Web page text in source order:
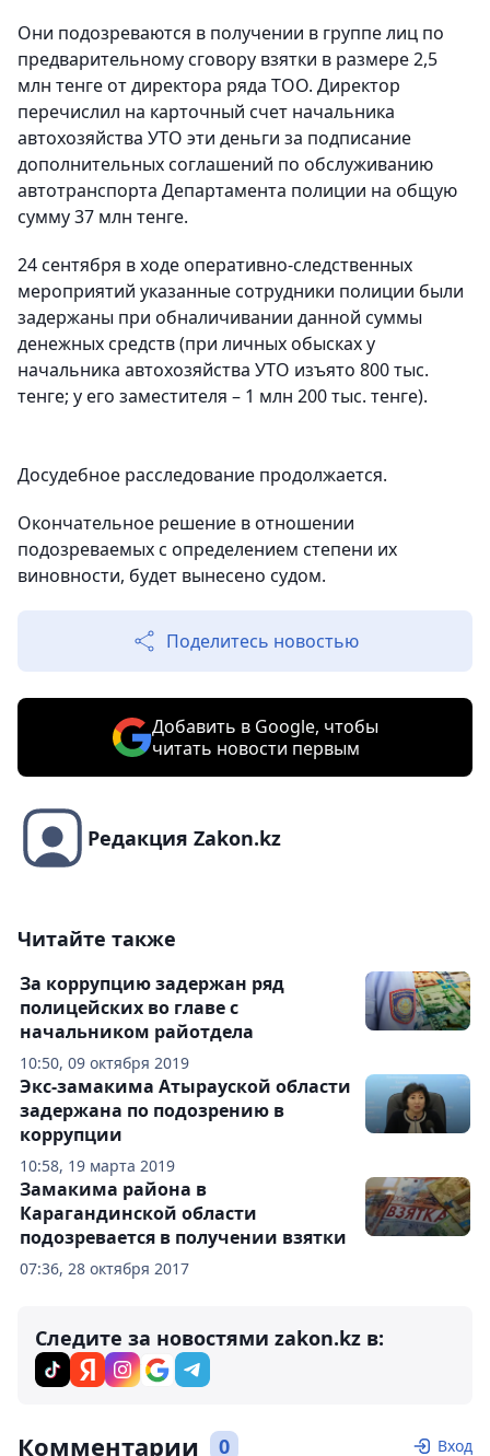
Они подозреваются в получении в группе лиц по
предварительному сговору взятки в размере 2,5
млн тенге от директора ряда ТОО. Директор
перечислил на карточный счет начальника
автохозяйства УТО эти деньги за подписание
дополнительных соглашений по обслуживанию
автотранспорта Департамента полиции на общую
сумму 37 млн тенге.
24 сентября в ходе оперативно-следственных
мероприятий указанные сотрудники полиции были
задержаны при обналичивании данной суммы
денежных средств (при личных обысках у
начальника автохозяйства УТО изъято 800 тыс.
тенге; у его заместителя – 1 млн 200 тыс. тенге).
Досудебное расследование продолжается.
Окончательное решение в отношении
подозреваемых с определением степени их
виновности, будет вынесено судом.
Поделитесь новостью
Добавить в Google, чтобы
читать новости первым
Редакция Zakon.kz
Читайте также
10:50, 09 октября 2019
За коррупцию задержан ряд
полицейских во главе с
начальником райотдела
10:58, 19 марта 2019
Экс-замакима Атырауской области
задержана по подозрению в
коррупции
07:36, 28 октября 2017
Замакима района в
Карагандинской области
подозревается в получении взятки
Следите за новостями zakon.kz в:
Комментарии 0 Вход